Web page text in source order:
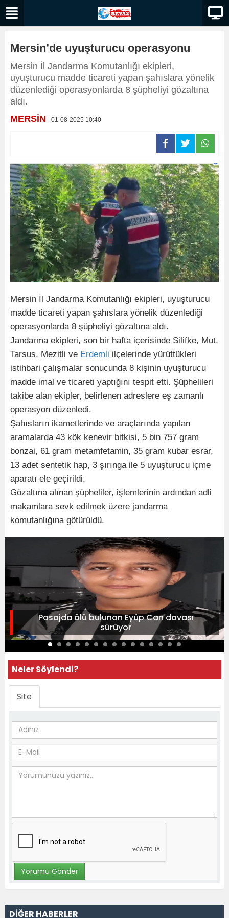
Mersin’de uyuşturucu operasyonu
Mersin İl Jandarma Komutanlığı ekipleri,
uyuşturucu madde ticareti yapan şahıslara yönelik
düzenlediği operasyonlarda 8 şüpheliyi gözaltına
aldı.
MERSİN - 01-08-2025 10:40
Mersin İl Jandarma Komutanlığı ekipleri, uyuşturucu
madde ticareti yapan şahıslara yönelik düzenlediği
operasyonlarda 8 şüpheliyi gözaltına aldı.
Jandarma ekipleri, son bir hafta içerisinde Silifke, Mut,
Tarsus, Mezitli ve Erdemli ilçelerinde yürüttükleri
istihbari çalışmalar sonucunda 8 kişinin uyuşturucu
madde imal ve ticareti yaptığını tespit etti. Şüphelileri
takibe alan ekipler, belirlenen adreslere eş zamanlı
operasyon düzenledi.
Şahısların ikametlerinde ve araçlarında yapılan
aramalarda 43 kök kenevir bitkisi, 5 bin 757 gram
bonzai, 61 gram metamfetamin, 35 gram kubar esrar,
13 adet sentetik hap, 3 şırınga ile 5 uyuşturucu içme
aparatı ele geçirildi.
Gözaltına alınan şüpheliler, işlemlerinin ardından adli
makamlara sevk edilmek üzere jandarma
komutanlığına götürüldü.
Pasajda ölü bulunan Eyüp Can davası
sürüyor
Neler Söylendi?
Site
DİĞER HABERLER